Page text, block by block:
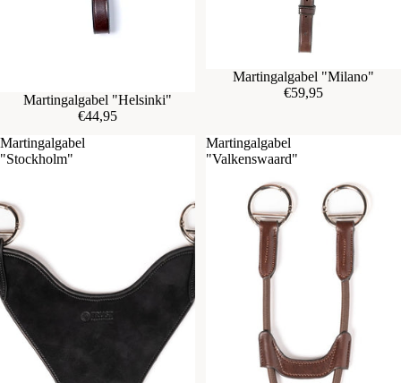
Martingalgabel "Helsinki"
€44,95
Martingalgabel "Milano"
€59,95
Martingalgabel
"Stockholm"
Martingalgabel
"Valkenswaard"